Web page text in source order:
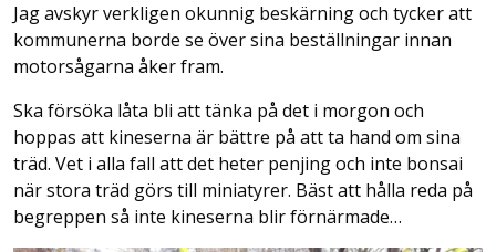
Jag avskyr verkligen okunnig beskärning och tycker att
kommunerna borde se över sina beställningar innan
motorsågarna åker fram.
Ska försöka låta bli att tänka på det i morgon och
hoppas att kineserna är bättre på att ta hand om sina
träd. Vet i alla fall att det heter penjing och inte bonsai
när stora träd görs till miniatyrer. Bäst att hålla reda på
begreppen så inte kineserna blir förnärmade…